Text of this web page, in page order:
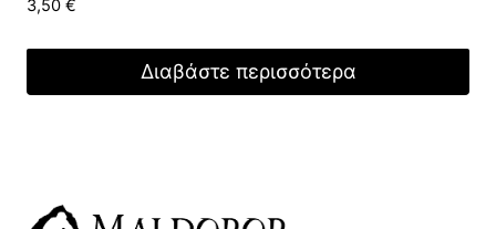
3,50 €
Διαβάστε περισσότερα